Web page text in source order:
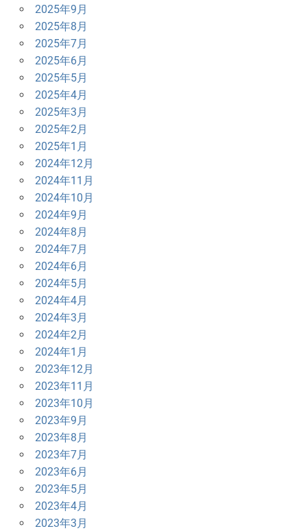
2025年9月
2025年8月
2025年7月
2025年6月
2025年5月
2025年4月
2025年3月
2025年2月
2025年1月
2024年12月
2024年11月
2024年10月
2024年9月
2024年8月
2024年7月
2024年6月
2024年5月
2024年4月
2024年3月
2024年2月
2024年1月
2023年12月
2023年11月
2023年10月
2023年9月
2023年8月
2023年7月
2023年6月
2023年5月
2023年4月
2023年3月